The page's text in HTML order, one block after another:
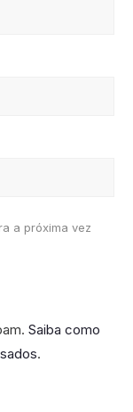
a próxima vez
Saiba como
.